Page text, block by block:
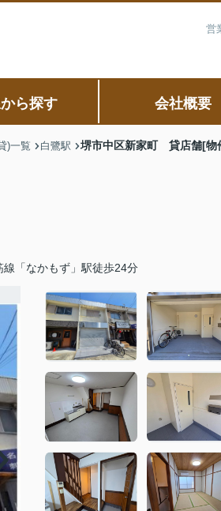
営
ら探す 会社概要
)一覧 白鷺駅 堺市中区新家町 貸店舗[物
線「なかもず」駅徒歩24分